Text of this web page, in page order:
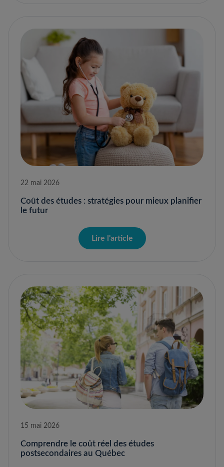
22 mai 2026
Coût des études : stratégies pour mieux planifier
le futur
Lire l'article
15 mai 2026
Comprendre le coût réel des études
postsecondaires au Québec